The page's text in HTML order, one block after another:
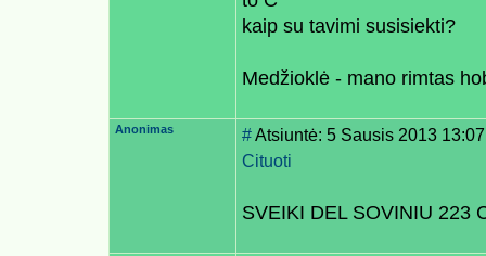
kaip su tavimi susisiekti?
Medžioklė - mano rimtas
Anonimas #Atsiuntė: 5 Sausis 2013 13:07
Cituoti
SVEIKI DEL SOVINIU 223